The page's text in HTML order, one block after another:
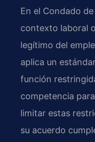
En el Condado
contexto laboral
legítimo del
aplica un
función
competencia
limitar estas
su acuerdo